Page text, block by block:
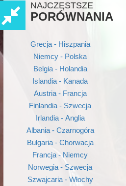
NAJCZĘSTSZE
PORÓWNANIA
Grecja - Hiszpania
Niemcy - Polska
Belgia - Holandia
Islandia - Kanada
Austria - Francja
Finlandia - Szwecja
Irlandia - Anglia
Albania - Czarnogóra
Bułgaria - Chorwacja
Francja - Niemcy
Norwegia - Szwecja
Szwajcaria - Włochy